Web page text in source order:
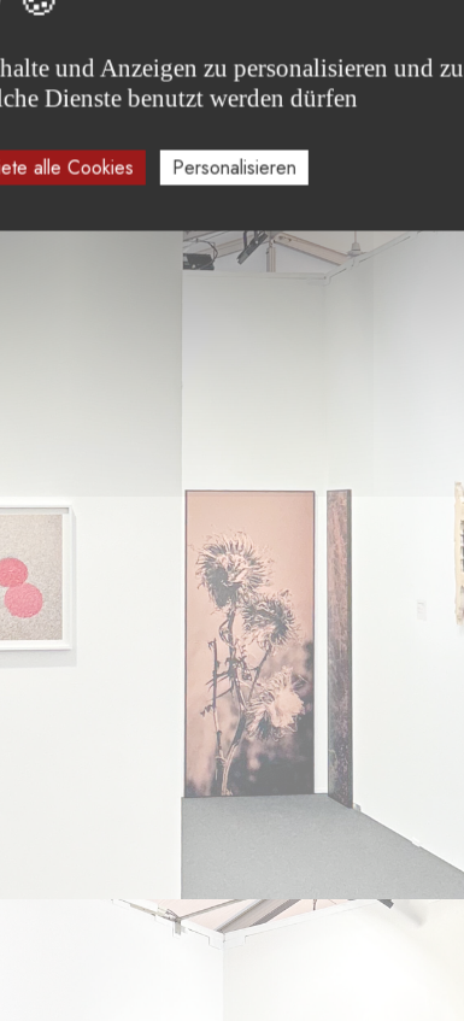
und Anzeigen zu personalisieren und zu
Dienste benutzt werden dürfen
alle Cookies Personalisieren